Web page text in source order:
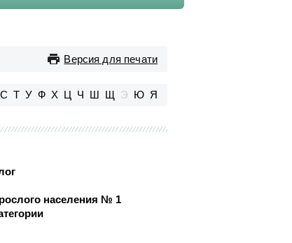
электрокардиостимуляции
Хирургическое № 3
Экстренной и плановой
помощи
Эндоскопическое
Версия для печати
С Т У Ф Х Ц Ч Ш Щ Э Ю Я
населения № 1